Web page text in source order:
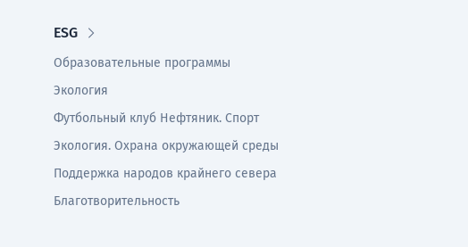
ESG
Образовательные программы
Экология
Футбольный клуб Нефтяник. Спорт
Экология. Охрана окружающей среды
Поддержка народов крайнего севера
Благотворительность